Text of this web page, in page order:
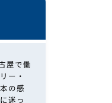
屋で働
ー・
の感
迷っ